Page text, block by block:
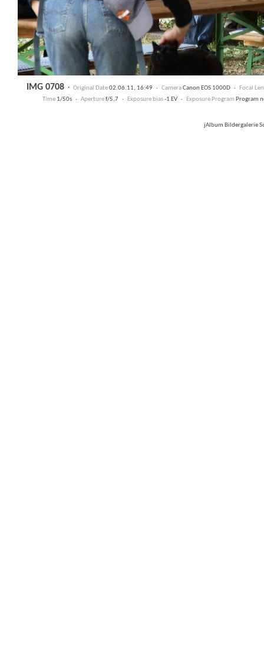
IMG 0708· Original Date02.06.11, 16:49 · CameraCanon EOS 1000D · Focal
Time 1/50s · Aperturef/5,7 · Exposure bias-1 EV · Exposure Program Program
jAlbum Bildergalerie